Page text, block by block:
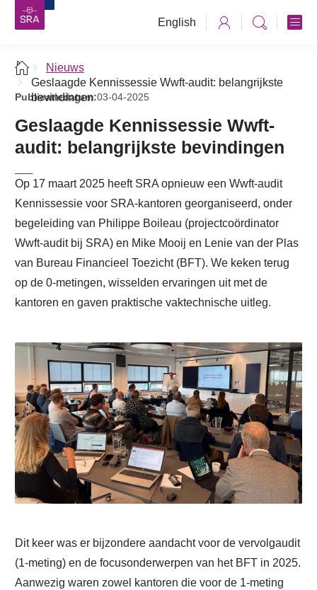
English
Nieuws
Geslaagde Kennissessie Wwft-audit: belangrijkste
bevindingen
Publicatiedatum:03-04-2025
Geslaagde Kennissessie Wwft-
audit: belangrijkste bevindingen
Op 17 maart 2025 heeft SRA opnieuw een Wwft-audit
Kennissessie voor SRA-kantoren georganiseerd, onder
begeleiding van Philippe Boileau (projectcoördinator
Wwft-audit bij SRA) en Mike Mooij en Lenie van der Plas
van Bureau Financieel Toezicht (BFT). We keken terug
op de 0-metingen, wisselden ervaringen uit met de
kantoren en gaven praktische vaktechnische uitleg.
Dit keer was er bijzondere aandacht voor de vervolgaudit
(1-meting) en de focusonderwerpen van het BFT in 2025.
Aanwezig waren zowel kantoren die voor de 1-meting